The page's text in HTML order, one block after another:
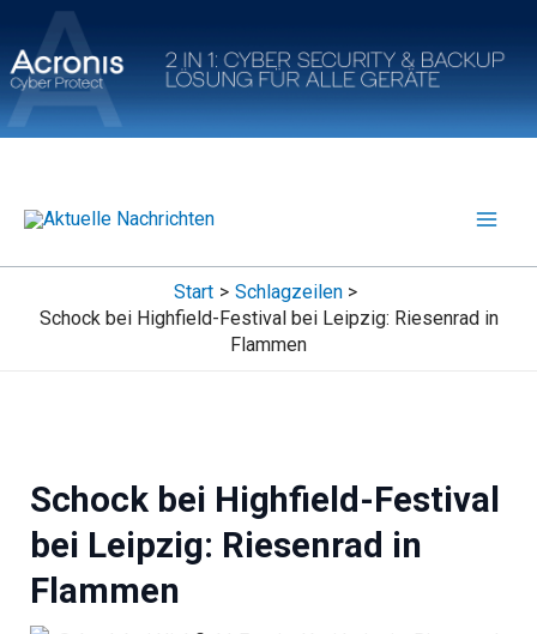
Inhalt
springen
Start
Schlagzeilen
Schock bei Highfield-Festival bei Leipzig: Riesenrad in
Flammen
Schock bei Highfield-Festival
bei Leipzig: Riesenrad in
Flammen